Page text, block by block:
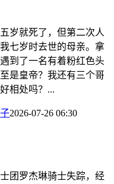
岁就死了，但第二次人
七岁时去世的母亲。拿
到了一名有着粉红色头
是皇帝？我还有三个哥
相处吗？...
2026-07-26 06:30
团罗杰琳骑士失踪，经